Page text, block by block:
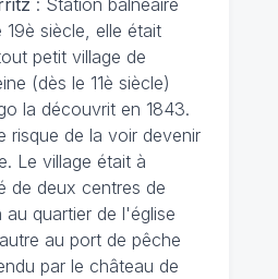
siècle, elle était
petit village de
(dès le 11è siècle)
la découvrit en 1843.
risque de la voir devenir
Le village était à
de deux centres de
quartier de l'église
au port de pêche
par le château de